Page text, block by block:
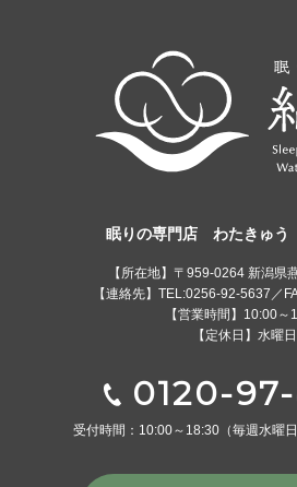
眠りの専門店 わたきゅう
【所在地】〒959-0264 新潟県
【連絡先】TEL:0256-92-5637／
【営業時間】10:00～
【定休日】水曜日
0120-
受付時間：10:00～18:30 （毎週水曜